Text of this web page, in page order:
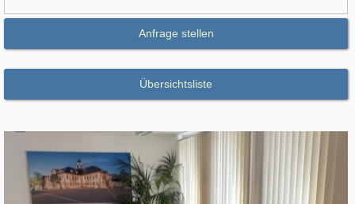
Anfrage stellen
Übersichtsliste